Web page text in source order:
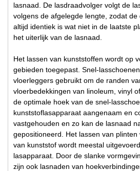
lasnaad. De lasdraadvolger volgt de
volgens de afgelegde lengte, zodat de
altijd identiek is wat niet in de laatste
het uiterlijk van de lasnaad.
Het lassen van kunststoffen wordt op
gebieden toegepast. Snel-
vloerleggers gebruikt om de randen
vloerbedekkingen van linoleum, vinyl
de optimale hoek van de snel-
kunststoflasapparaat aangenaam en
vastgehouden en zo kan de lasnaad
gepositioneerd. Het lassen van
van kunststof wordt meestal
lasapparaat. Door de slanke
zijn ook lasnaden van